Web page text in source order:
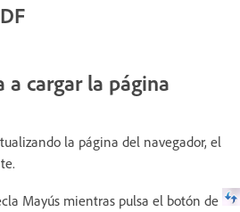
cargar la página
la página del navegador, el
Mayús mientras pulsa el botón de